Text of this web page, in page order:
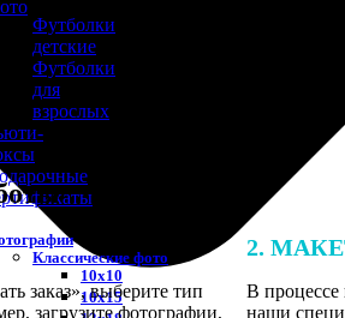
Футболки
детские
Футболки
для
взрослых
Классические фото
10х10
10х15
заказ», выберите тип
загрузите фотографии,
2.
В процессе
наши